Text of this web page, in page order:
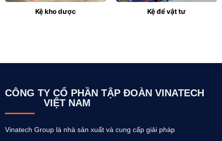
Kệ kho dược Kệ để vật tư
CÔNG TY CỔ PHẦN TẬP ĐOÀN VINATECH
VIỆT NAM
Vinatech Group là nhà sản xuất và cung cấp giải pháp